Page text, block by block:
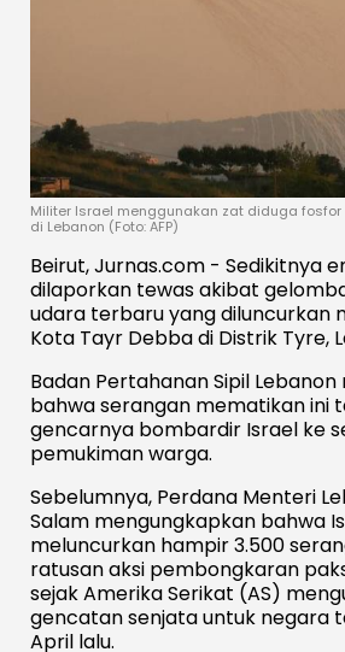
Militer Israel menggunakan zat diduga
di Lebanon (Foto: AFP)
Beirut, Jurnas.com - Sedikitnya
dilaporkan tewas akibat
udara terbaru yang diluncurkan
Kota Tayr Debba di Distrik Tyre,
Badan Pertahanan Sipil
bahwa serangan mematikan ini
gencarnya bombardir Israel ke
pemukiman warga.
Sebelumnya, Perdana Menteri
Salam mengungkapkan bahwa
meluncurkan hampir 3.500
ratusan aksi pembongkaran
sejak Amerika Serikat (AS)
gencatan senjata untuk negara
April lalu.